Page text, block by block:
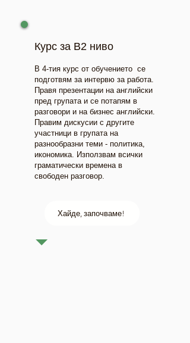
Курс за В2 ниво
В 4-тия курс от обучението се
подготвям за интервю за работа.
Правя презентации на английски
пред групата и се потапям в
разговори и на бизнес английски.
Правим дискусии с другите
участници в групата на
разнообразни теми - политика,
икономика. Използвам всички
граматически времена в
свободен разговор.
Хайде, започваме!